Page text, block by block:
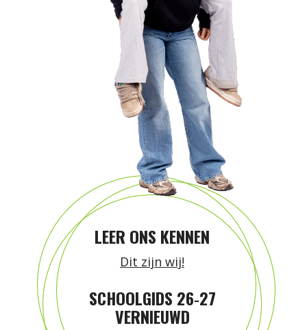
LEER ONS KENNEN
Dit zijn wij!
SCHOOLGIDS 26‑27
VERNIEUWD